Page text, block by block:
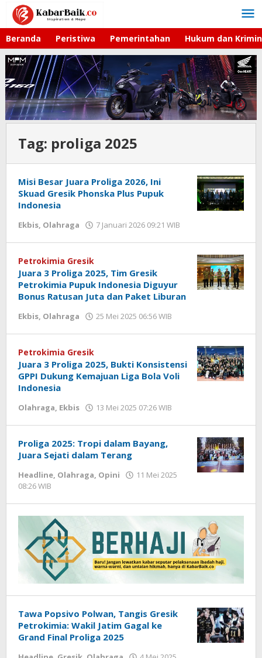
Lewati
konten
Beranda Peristiwa Pemerintahan Hukum dan
Tag: proliga 2025
Misi Besar Juara Proliga 2026, Ini
Skuad Gresik Phonska Plus Pupuk
Indonesia
Ekbis, Olahraga 7 Januari 2026 09:21 WIB
Petrokimia Gresik
Juara 3 Proliga 2025, Tim Gresik
Petrokimia Pupuk Indonesia Diguyur
Bonus Ratusan Juta dan Paket Liburan
Ekbis, Olahraga 25 Mei 2025 06:56 WIB
Petrokimia Gresik
Juara 3 Proliga 2025, Bukti Konsistensi
GPPI Dukung Kemajuan Liga Bola Voli
Indonesia
Olahraga, Ekbis 13 Mei 2025 07:26 WIB
Proliga 2025: Tropi dalam Bayang,
Juara Sejati dalam Terang
Headline, Olahraga, Opini
11 Mei 2025
08:26 WIB
Tawa Popsivo Polwan, Tangis Gresik
Petrokimia: Wakil Jatim Gagal ke
Grand Final Proliga 2025